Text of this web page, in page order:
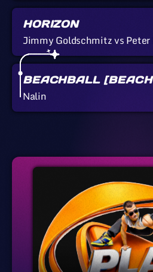
HORIZON
Jimmy Goldschmitz vs Peter
BEACHBALL
Nalin